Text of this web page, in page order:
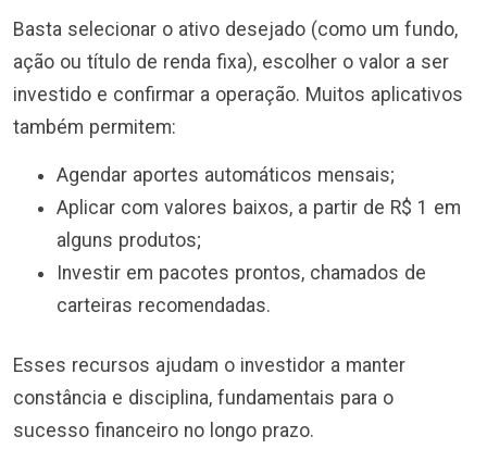
Basta selecionar o ativo desejado (como um fundo,
ação ou título de renda fixa), escolher o valor a ser
investido e confirmar a operação. Muitos aplicativos
também permitem:
Agendar aportes automáticos mensais;
Aplicar com valores baixos, a partir de R$ 1 em
alguns produtos;
Investir em pacotes prontos, chamados de
carteiras recomendadas.
Esses recursos ajudam o investidor a manter
constância e disciplina, fundamentais para o
sucesso financeiro no longo prazo.